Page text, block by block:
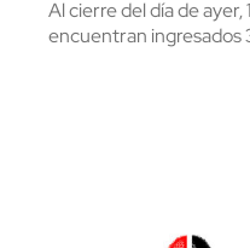
Al cierre del día de ayer,
encuentran ingresados